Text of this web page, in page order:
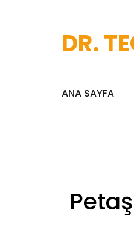
DR.
ANA SAYFA